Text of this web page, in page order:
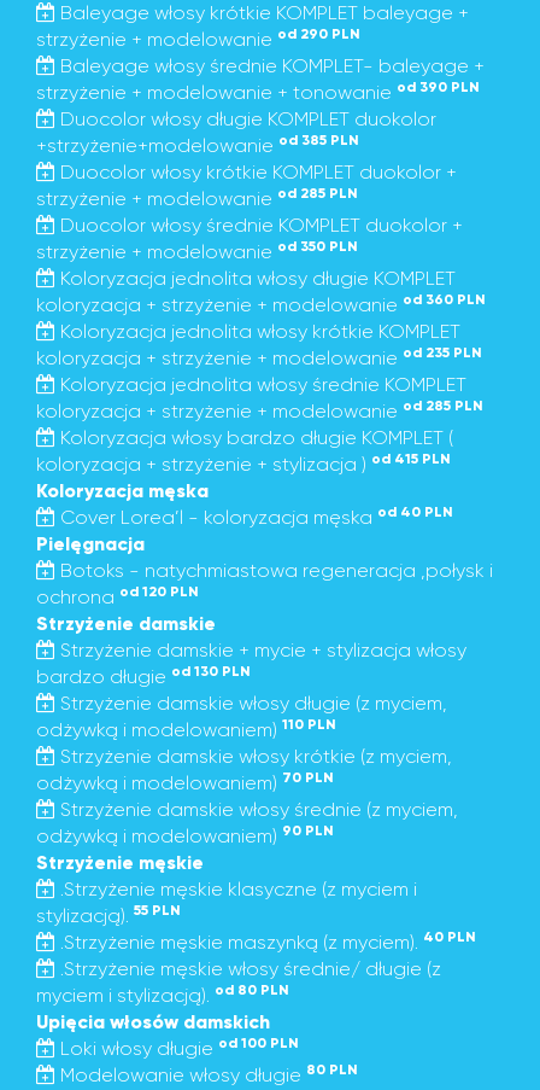
Baleyage włosy krótkie KOMPLET baleyage +
strzyżenie + modelowanie od 290 PLN
Baleyage włosy średnie KOMPLET- baleyage +
strzyżenie + modelowanie + tonowanie od 390 PLN
Duocolor włosy długie KOMPLET duokolor
+strzyżenie+modelowanie od 385 PLN
Duocolor włosy krótkie KOMPLET duokolor +
strzyżenie + modelowanie od 285 PLN
Duocolor włosy średnie KOMPLET duokolor +
strzyżenie + modelowanie od 350 PLN
Koloryzacja jednolita włosy długie KOMPLET
koloryzacja + strzyżenie + modelowanie od 360 PLN
Koloryzacja jednolita włosy krótkie KOMPLET
koloryzacja + strzyżenie + modelowanie od 235 PLN
Koloryzacja jednolita włosy średnie KOMPLET
koloryzacja + strzyżenie + modelowanie od 285 PLN
Koloryzacja włosy bardzo długie KOMPLET (
koloryzacja + strzyżenie + stylizacja ) od 415 PLN
Koloryzacja męska
Cover Lorea’l - koloryzacja męska od 40 PLN
Pielęgnacja
Botoks - natychmiastowa regeneracja ,połysk i
ochrona od 120 PLN
Strzyżenie damskie
Strzyżenie damskie + mycie + stylizacja włosy
bardzo długie od 130 PLN
Strzyżenie damskie włosy długie (z myciem,
odżywką i modelowaniem) 110 PLN
Strzyżenie damskie włosy krótkie (z myciem,
odżywką i modelowaniem) 70 PLN
Strzyżenie damskie włosy średnie (z myciem,
odżywką i modelowaniem) 90 PLN
Strzyżenie męskie
.Strzyżenie męskie klasyczne (z myciem i
stylizacją). 55 PLN
.Strzyżenie męskie maszynką (z myciem). 40 PLN
.Strzyżenie męskie włosy średnie/ długie (z
myciem i stylizacją). od 80 PLN
Upięcia włosów damskich
Loki włosy długie od 100 PLN
Modelowanie włosy długie 80 PLN